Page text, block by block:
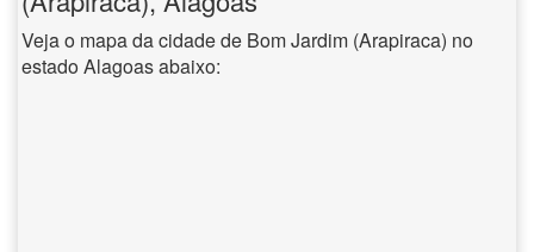
Veja o mapa da cidade de Bom Jardim (Arapiraca) no
estado Alagoas abaixo: